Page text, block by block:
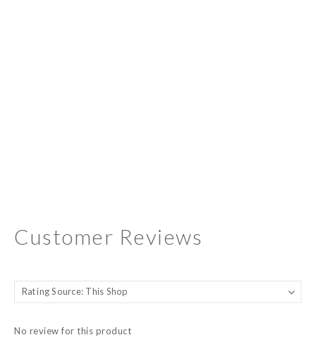
Customer Reviews
No review for this product